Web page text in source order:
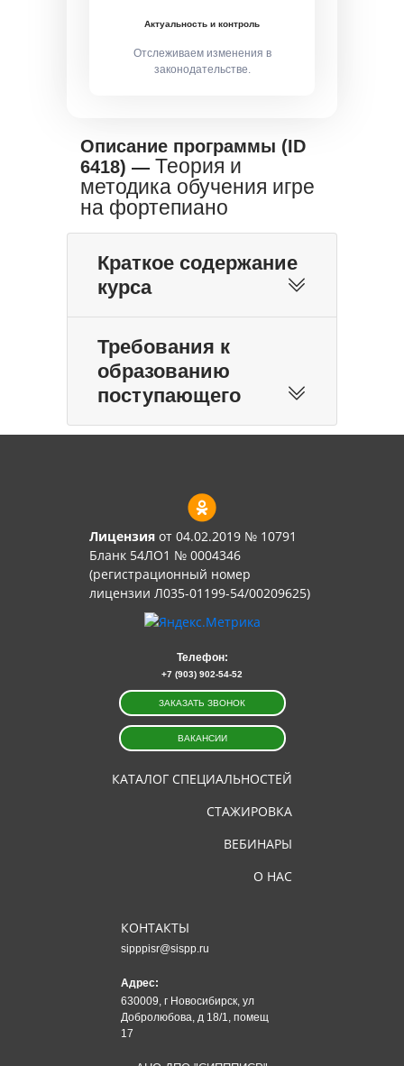
Актуальность и контроль
Отслеживаем изменения в
законодательстве.
Описание программы (ID
6418) — Теория и
методика обучения игре
на фортепиано
Краткое содержание
курса
Требования к
образованию
поступающего
Лицензия от 04.02.2019 № 10791
Бланк 54ЛО1 № 0004346
(регистрационный номер
лицензии Л035-01199-54/00209625)
КАТАЛОГ СПЕЦИАЛЬНОСТЕЙ
СТАЖИРОВКА
ВЕБИНАРЫ
О НАС
КОНТАКТЫ
sipppisr@sispp.ru
Адрес:
630009, г Новосибирск, ул
Добролюбова, д 18/1, помещ
17
Телефон:
+7 (903) 902-54-52
ЗАКАЗАТЬ ЗВОНОК
ВАКАНСИИ